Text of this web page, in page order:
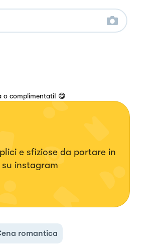
o complimentati! 😋
e sfiziose da portare in
instagram
romantica